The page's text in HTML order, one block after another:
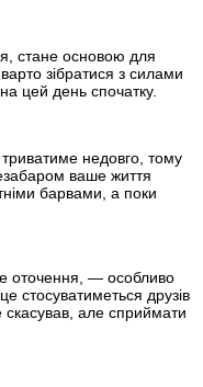
стане основою для
зібратися з силами
цей день спочатку.
недовго, тому
ваше життя
барвами, а поки
оточення, — особливо
стосуватиметься друзів
але сприймати